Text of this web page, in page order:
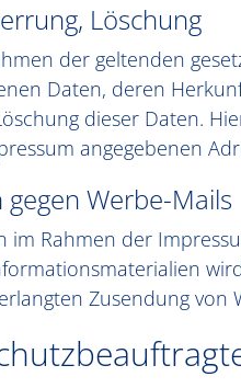
Löschung
der geltenden
Daten, deren
dieser Daten.
angegebenen
Werbe-Mails
im Rahmen der
Zusendung